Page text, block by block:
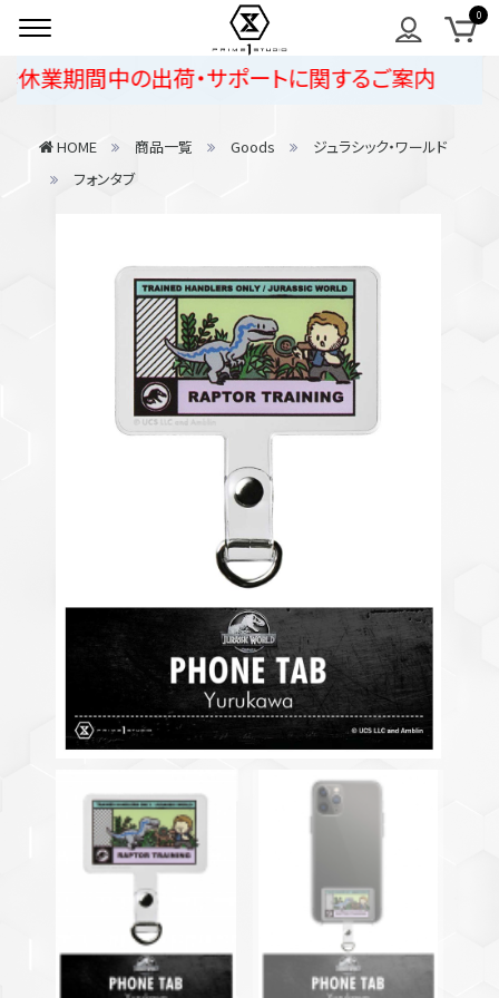
期間中の出荷・サポートに関するご案内
HOME 商品一覧 Goods
ジュラシック・ワールド
フォンタブ